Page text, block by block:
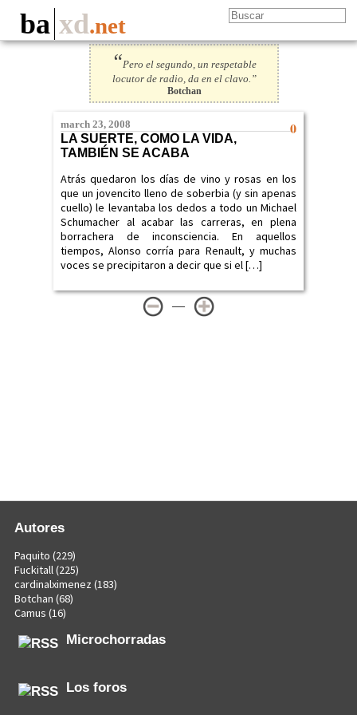
ba xd.net
“Pero el segundo, un respetable
locutor de radio, da en el clavo.”
Botchan
0
march 23, 2008
LA SUERTE, COMO LA VIDA,
TAMBIÉN SE ACABA
Atrás quedaron los días de vino y rosas en los
que un jovencito lleno de soberbia (y sin apenas
cuello) le levantaba los dedos a todo un Michael
Schumacher al acabar las carreras, en plena
borrachera de inconsciencia. En aquellos
tiempos, Alonso corría para Renault, y muchas
voces se precipitaron a decir que si el […]
—
Autores
Paquito (229)
Fuckitall(225)
cardinalximenez (183)
Botchan (68)
Camus (16)
Microchorradas
Los foros